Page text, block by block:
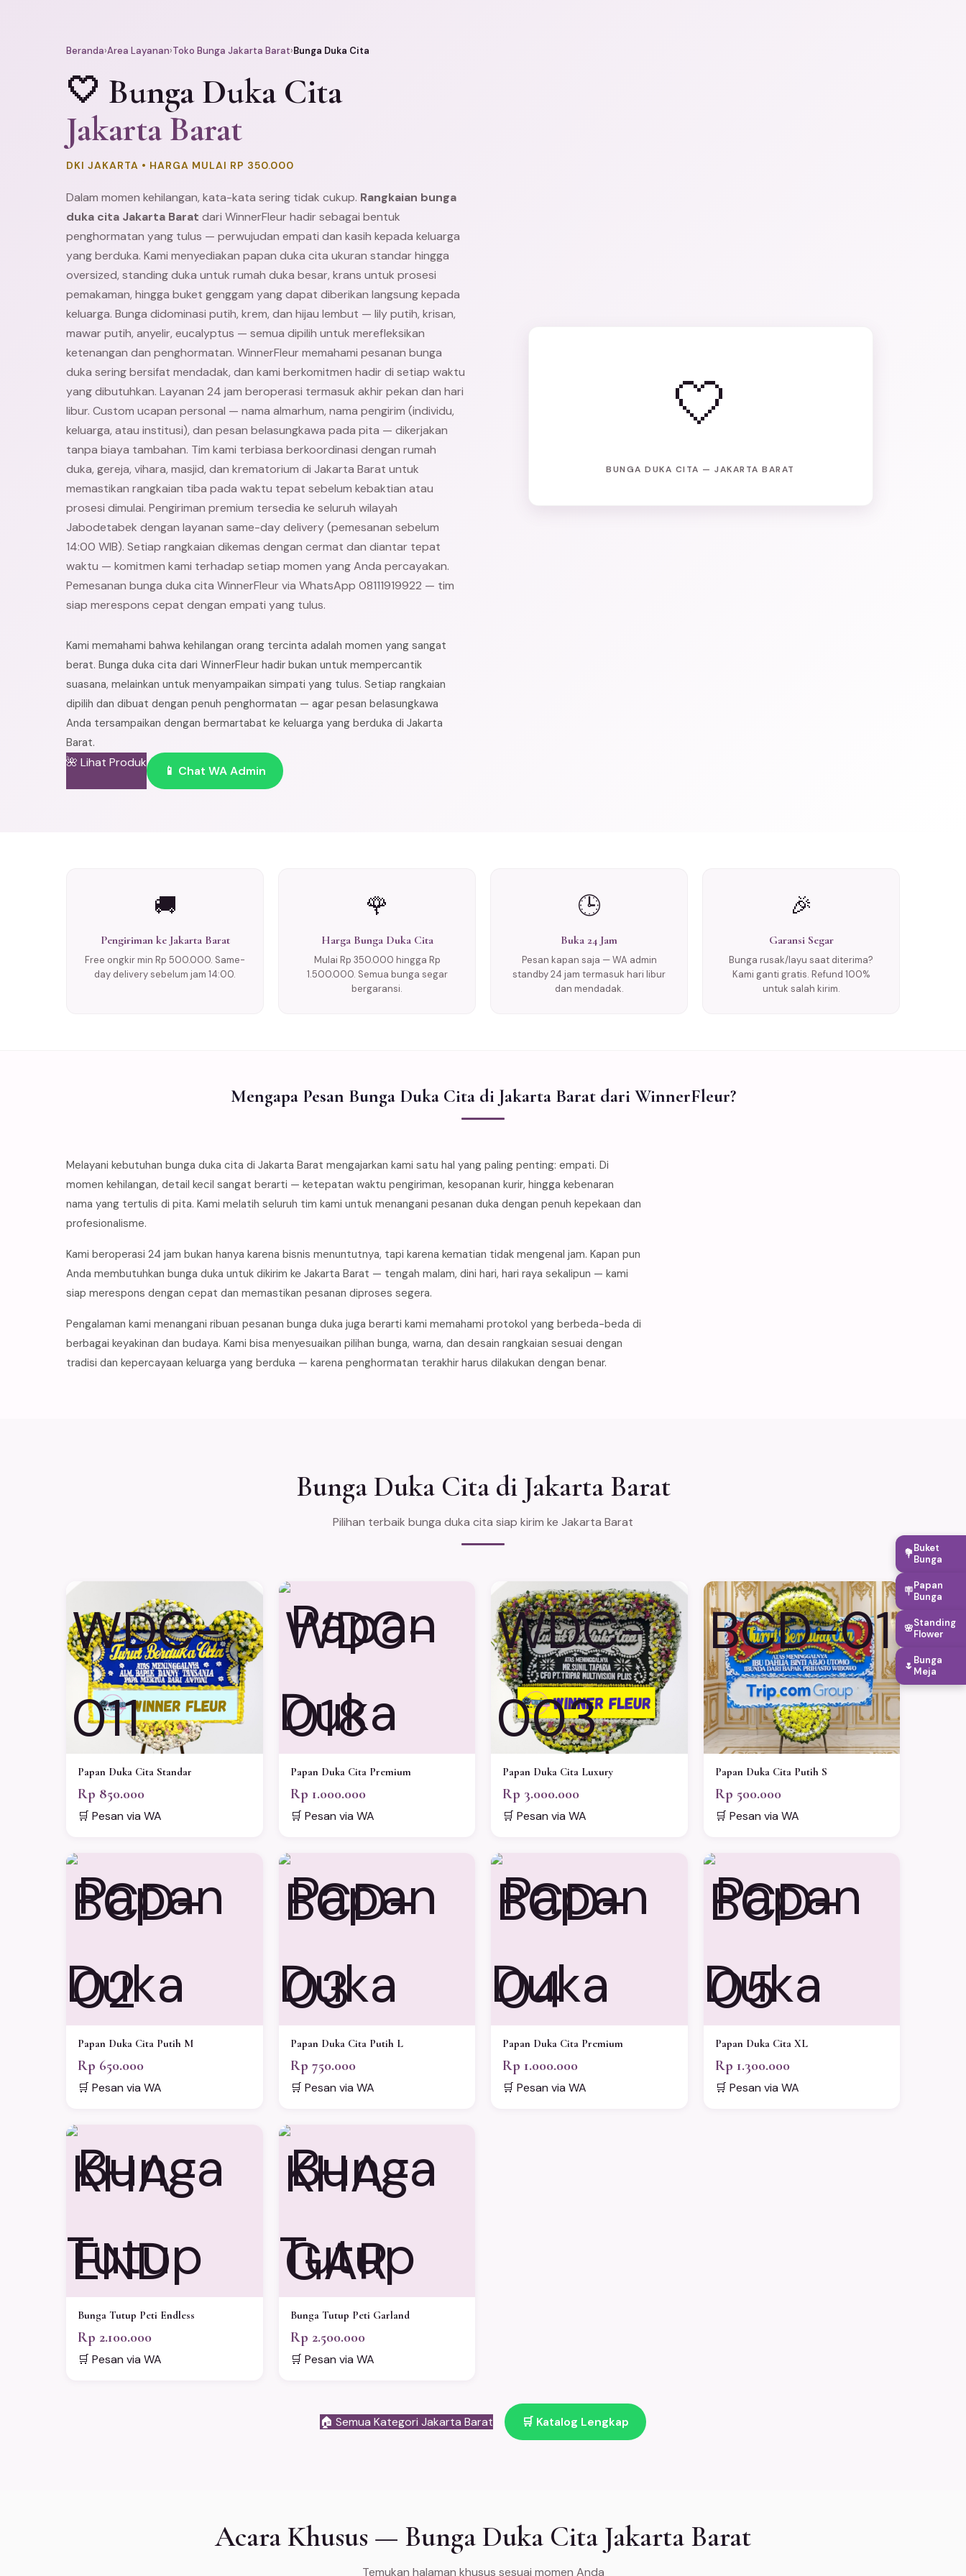
Beranda›Area Layanan›Toko Bunga Jakarta Barat›Bunga Duka Cita
🤍 Bunga Duka Cita
Jakarta Barat
DKI JAKARTA • HARGA MULAI RP 350.000
Dalam momen kehilangan, kata-kata sering tidak cukup. Rangkaian bunga
duka cita Jakarta Barat dari WinnerFleur hadir sebagai bentuk
penghormatan yang tulus — perwujudan empati dan kasih kepada keluarga
yang berduka. Kami menyediakan papan duka cita ukuran standar hingga
oversized, standing duka untuk rumah duka besar, krans untuk prosesi
pemakaman, hingga buket genggam yang dapat diberikan langsung kepada
keluarga. Bunga didominasi putih, krem, dan hijau lembut — lily putih, krisan,
mawar putih, anyelir, eucalyptus — semua dipilih untuk merefleksikan
ketenangan dan penghormatan. WinnerFleur memahami pesanan bunga
duka sering bersifat mendadak, dan kami berkomitmen hadir di setiap waktu
yang dibutuhkan. Layanan 24 jam beroperasi termasuk akhir pekan dan hari
libur. Custom ucapan personal — nama almarhum, nama pengirim (individu,
keluarga, atau institusi), dan pesan belasungkawa pada pita — dikerjakan
tanpa biaya tambahan. Tim kami terbiasa berkoordinasi dengan rumah
duka, gereja, vihara, masjid, dan krematorium di Jakarta Barat untuk
memastikan rangkaian tiba pada waktu tepat sebelum kebaktian atau
prosesi dimulai. Pengiriman premium tersedia ke seluruh wilayah
Jabodetabek dengan layanan same-day delivery (pemesanan sebelum
14:00 WIB). Setiap rangkaian dikemas dengan cermat dan diantar tepat
waktu — komitmen kami terhadap setiap momen yang Anda percayakan.
Pemesanan bunga duka cita WinnerFleur via WhatsApp 08111919922 — tim
siap merespons cepat dengan empati yang tulus.
Kami memahami bahwa kehilangan orang tercinta adalah momen yang sangat
berat. Bunga duka cita dari WinnerFleur hadir bukan untuk mempercantik
suasana, melainkan untuk menyampaikan simpati yang tulus. Setiap rangkaian
dipilih dan dibuat dengan penuh penghormatan — agar pesan belasungkawa
Anda tersampaikan dengan bermartabat ke keluarga yang berduka di Jakarta
Barat.
🌺 Lihat Produk
📱 Chat WA Admin
🤍
BUNGA DUKA CITA — JAKARTA BARAT
🚚
Pengiriman ke Jakarta Barat
Free ongkir min Rp 500.000. Same-
day delivery sebelum jam 14:00.
🌹
Harga Bunga Duka Cita
Mulai Rp 350.000 hingga Rp
1.500.000. Semua bunga segar
bergaransi.
🕒
Buka 24 Jam
Pesan kapan saja — WA admin
standby 24 jam termasuk hari libur
dan mendadak.
🎉
Garansi Segar
Bunga rusak/layu saat diterima?
Kami ganti gratis. Refund 100%
untuk salah kirim.
Mengapa Pesan Bunga Duka Cita di Jakarta Barat dari WinnerFleur?
Melayani kebutuhan bunga duka cita di Jakarta Barat mengajarkan kami satu hal yang paling penting: empati. Di
momen kehilangan, detail kecil sangat berarti — ketepatan waktu pengiriman, kesopanan kurir, hingga kebenaran
nama yang tertulis di pita. Kami melatih seluruh tim kami untuk menangani pesanan duka dengan penuh kepekaan dan
profesionalisme.
Kami beroperasi 24 jam bukan hanya karena bisnis menuntutnya, tapi karena kematian tidak mengenal jam. Kapan pun
Anda membutuhkan bunga duka untuk dikirim ke Jakarta Barat — tengah malam, dini hari, hari raya sekalipun — kami
siap merespons dengan cepat dan memastikan pesanan diproses segera.
Pengalaman kami menangani ribuan pesanan bunga duka juga berarti kami memahami protokol yang berbeda-beda di
berbagai keyakinan dan budaya. Kami bisa menyesuaikan pilihan bunga, warna, dan desain rangkaian sesuai dengan
tradisi dan kepercayaan keluarga yang berduka — karena penghormatan terakhir harus dilakukan dengan benar.
Bunga Duka Cita di Jakarta Barat
Pilihan terbaik bunga duka cita siap kirim ke Jakarta Barat
WDC-
011
Papan Duka Cita Standar
Rp 850.000
🛒 Pesan via WA
WDC-
018
Papan Duka Cita Premium
Rp 1.000.000
🛒 Pesan via WA
WDC-
003
Papan Duka Cita Luxury
Rp 3.000.000
🛒 Pesan via WA
BCD-01
Papan Duka Cita Putih S
Rp 500.000
🛒 Pesan via WA
BCD-
02
Papan Duka Cita Putih M
Rp 650.000
🛒 Pesan via WA
BCD-
03
Papan Duka Cita Putih L
Rp 750.000
🛒 Pesan via WA
BCD-
04
Papan Duka Cita Premium
Rp 1.000.000
🛒 Pesan via WA
BCD-
05
Papan Duka Cita XL
Rp 1.300.000
🛒 Pesan via WA
KHA-
END
Bunga Tutup Peti Endless
Rp 2.100.000
🛒 Pesan via WA
KHA-
GAR
Bunga Tutup Peti Garland
Rp 2.500.000
🛒 Pesan via WA
🏠 Semua Kategori Jakarta Barat 🛒 Katalog Lengkap
Acara Khusus — Bunga Duka Cita Jakarta Barat
Temukan halaman khusus sesuai momen Anda
💐Buket
Bunga
🪧Papan
Bunga
🌸Standing
Flower
🌷Bunga
Meja